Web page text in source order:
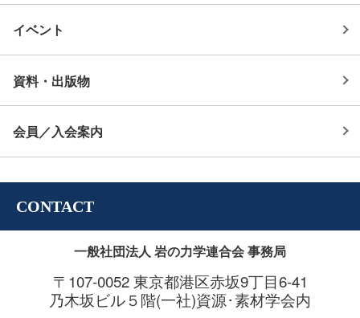
CONTACT
一般社団法人 岩の力学連合会 事務局
〒107-0052 東京都港区赤坂9丁目6-41
乃木坂ビル５階(一社)資源･素材学会内
イベント
資料・出版物
会員／入会案内